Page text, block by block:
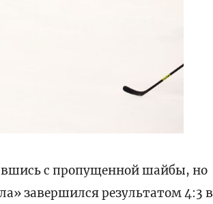
с пропущенной шайбы, но
завершился результатом 4:3 в